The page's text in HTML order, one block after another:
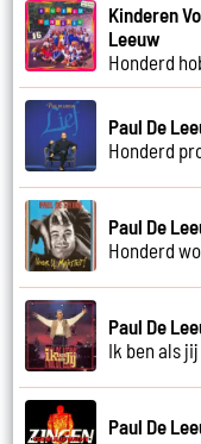
Kinderen
Leeuw
Honderd
Paul De
Honderd
Paul De
Honderd
Paul De
Ik ben als jij
Paul De